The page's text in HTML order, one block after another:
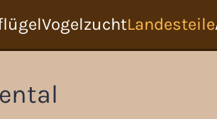
VogelzuchtLandesteile